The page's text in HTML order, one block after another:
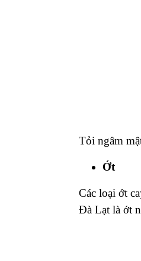
Tỏi ngâm
Ớt
Các loại ớt
Đà Lạt là ớt